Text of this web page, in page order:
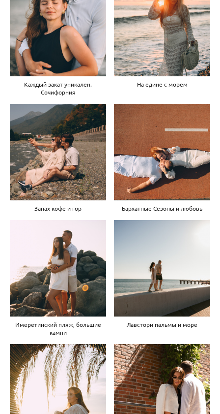
Каждый закат уникален.
Сочифорния
На едине с морем
Запах кофе и гор Бархатные Сезоны и любовь
Имеретинский пляж, большие
камни
Лавстори пальмы и море